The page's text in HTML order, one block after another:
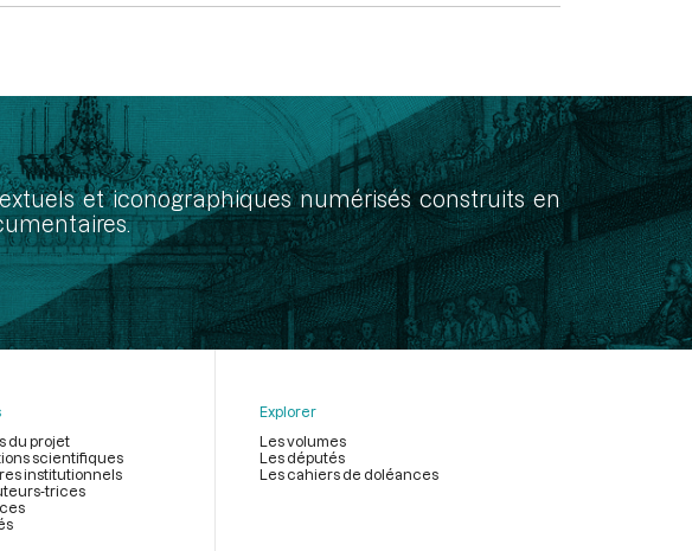
et iconographiques numérisés construits en
du projet
scientifiques
institutionnels
trices
Explorer
Les volumes
Les députés
Les cahiers de doléances